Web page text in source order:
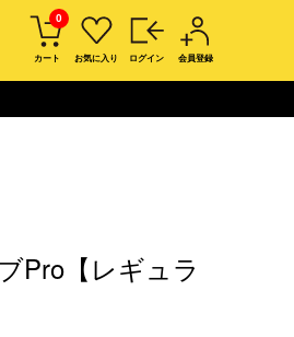
0
カート お気に入り ログイン 会員登録
Pro【レギュラ